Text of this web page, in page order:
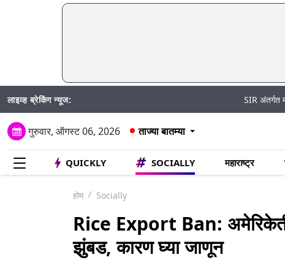
लाइव्ह ब्रेकिंग न्यूज: SIR अंतर्गत मतदार
गुरुवार, ऑगस्ट 06, 2026 ताज्या बातम्या
QUICKLY SOCIALLY महाराष्ट्र
होम Socially
Rice Export Ban:
झुंबड, कारण घ्या जाणून